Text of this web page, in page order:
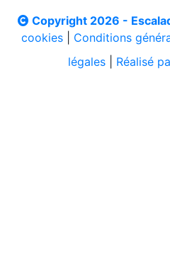
Copyright 2026 -
cookies| Conditions
légales
Réalisé